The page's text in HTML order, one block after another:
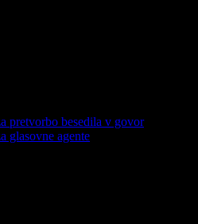
pretvorbo besedila v govor
glasovne agente